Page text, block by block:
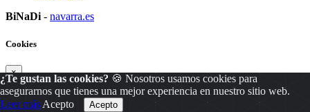
BiNaDi - navarra.es
¿Te gustan las cookies? 🍪 Nosotros usamos cookies para
asegurarnos que tienes una mejor experiencia en nuestro sitio web.
Leer más Acepto
Cookies
×